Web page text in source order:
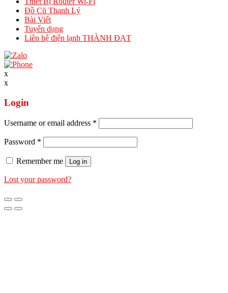
Đồ Cũ Thanh Lý
Bài Viết
Tuyển dụng
Liên hệ điện lạnh THÀNH ĐẠT
x
x
Login
Username or email address *
Password *
Remember me Log in
Lost your password?